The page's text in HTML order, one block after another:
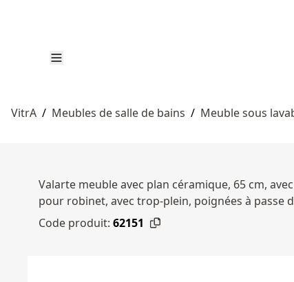
VitrA / Meubles de salle de bains / Meuble sous
Valarte meuble avec plan céramique, 65 cm,
pour robinet, avec trop-plein, poignées à passe
Code produit: 62151